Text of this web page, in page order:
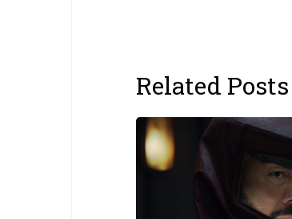
Related Posts